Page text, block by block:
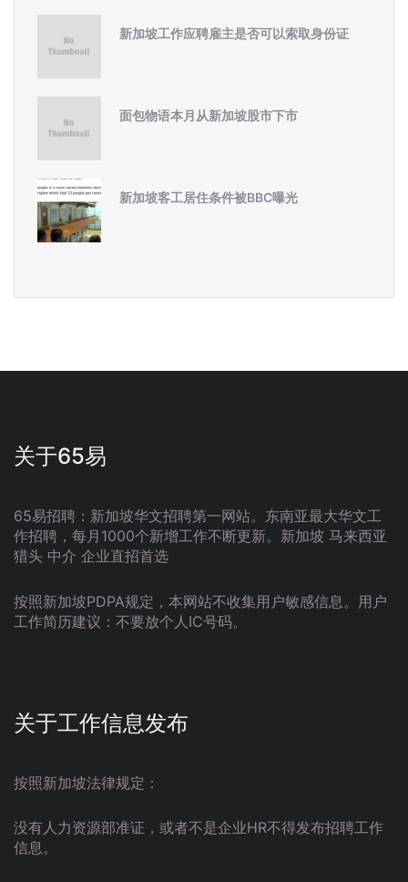
新加坡工作应聘雇主是否可以索取身份证
面包物语本月从新加坡股市下市
新加坡客工居住条件被BBC曝光
关于65易
65易招聘：新加坡华文招聘第一网站。东南亚最大华文工
作招聘，每月1000个新增工作不断更新。新加坡 马来西亚
猎头 中介 企业直招首选
按照新加坡PDPA规定，本网站不收集用户敏感信息。用户
工作简历建议：不要放个人IC号码。
关于工作信息发布
按照新加坡法律规定：
没有人力资源部准证，或者不是企业HR不得发布招聘工作
信息。